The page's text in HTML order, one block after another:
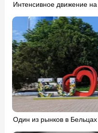
Интенсивное движение
Один из рынков в